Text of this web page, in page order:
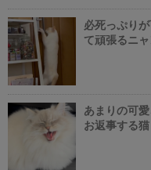
必死っぷり
て頑張るニ
あまりの可
お返事する